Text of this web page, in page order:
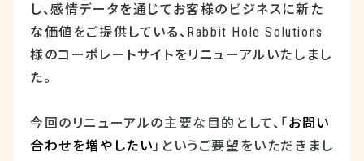
し、感情データを通じてお客様のビジネスに新た
な価値をご提供している、 Rabbit Hole Solutions
様のコーポレートサイトをリニューアルいたしまし
た。
今回のリニューアルの主要な目的として、「お問い
合わせを増やしたい 」というご要望をいただきまし